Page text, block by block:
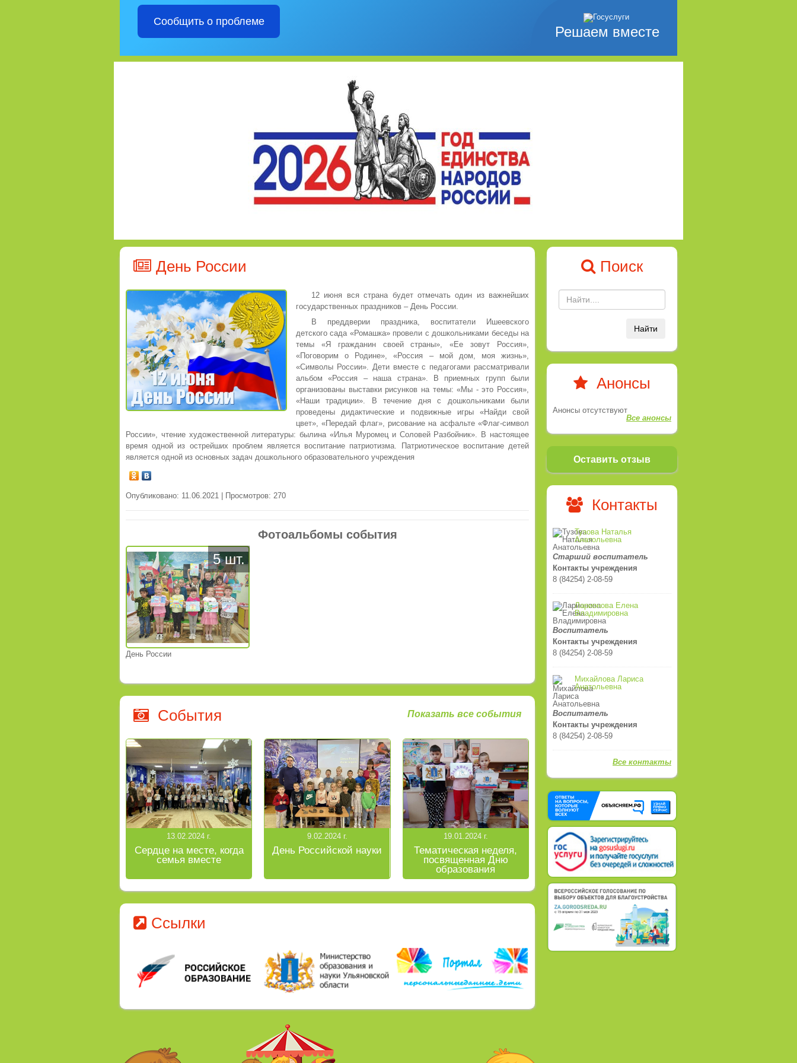
Решаем вместе
Сообщить о проблеме
День России
12 июня вся страна будет отмечать один из важнейших
государственных праздников – День России.
В преддверии праздника, воспитатели Ишеевского
детского сада «Ромашка» провели с дошкольниками беседы на
темы «Я гражданин своей страны», «Ее зовут Россия»,
«Поговорим о Родине», «Россия – мой дом, моя жизнь»,
«Символы России». Дети вместе с педагогами рассматривали
альбом «Россия – наша страна». В приемных групп были
организованы выставки рисунков на темы: «Мы - это Россия»,
«Наши традиции». В течение дня с дошкольниками были
проведены дидактические и подвижные игры «Найди свой
цвет», «Передай флаг», рисование на асфальте «Флаг-символ
России», чтение художественной литературы: былина «Илья Муромец и Соловей Разбойник». В настоящее
время одной из острейших проблем является воспитание патриотизма. Патриотическое воспитание детей
является одной из основных задач дошкольного образовательного учреждения
Опубликовано: 11.06.2021 | Просмотров: 270
Фотоальбомы события
5 шт.
День России
События Показать все события
13.02.2024 г.
Сердце на месте, когда
семья вместе
9.02.2024 г.
День Российской науки
19.01.2024 г.
Тематическая неделя,
посвященная Дню
образования
Ульяновской области
Ссылки
Поиск
Найти
Анонсы
Анонсы отсутствуют
Все анонсы
Оставить отзыв
Контакты
Тузова Наталья
Анатольевна
Старший воспитатель
Контакты учреждения
8 (84254) 2-08-59
Ларионова Елена
Владимировна
Воспитатель
Контакты учреждения
8 (84254) 2-08-59
Михайлова Лариса
Анатольевна
Воспитатель
Контакты учреждения
8 (84254) 2-08-59
Все контакты